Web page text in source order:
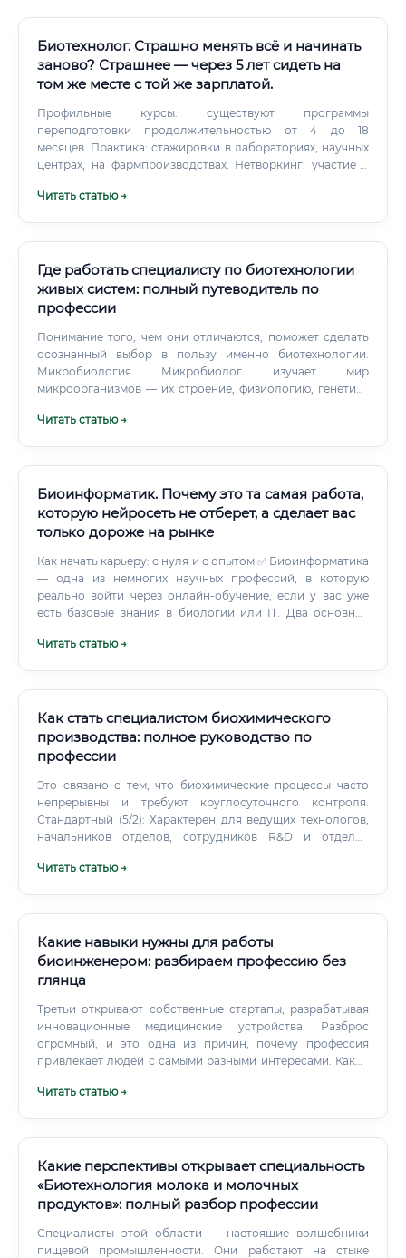
Биотехнолог. Страшно менять всё и начинать
заново? Страшнее — через 5 лет сидеть на
том же месте с той же зарплатой.
Профильные курсы: существуют программы
переподготовки продолжительностью от 4 до 18
месяцев. Практика: стажировки в лабораториях, научных
центрах, на фармпроизводствах. Нетворкинг: участие в
Читать статью →
Где работать специалисту по биотехнологии
живых систем: полный путеводитель по
профессии
Понимание того, чем они отличаются, поможет сделать
осознанный выбор в пользу именно биотехнологии.
Микробиология Микробиолог изучает мир
микроорганизмов — их строение, физиологию, генетику
Читать статью →
Биоинформатик. Почему это та самая работа,
которую нейросеть не отберет, а сделает вас
только дороже на рынке
Как начать карьеру: с нуля и с опытом ✅ Биоинформатика
— одна из немногих научных профессий, в которую
реально войти через онлайн-обучение, если у вас уже
есть базовые знания в биологии или IT. Два основных
образование Вы изучаете программирование (Python, R)
/ анализа данных Вы осваиваете молекулярную биологию
и генетику Изучаете специализированные
биоинформатические инструменты Начинаете с позиции
data analyst в биомедицинской компании 💡 Оба пути
рабочие. Главное — понять свою точку входа и двигаться
последовательно.
Читать статью →
Как стать специалистом биохимического
производства: полное руководство по
профессии
Это связано с тем, что биохимические процессы часто
непрерывны и требуют круглосуточного контроля.
Стандартный (5/2): Характерен для ведущих технологов,
начальников отделов, сотрудников R&D и отделов
анализ и работа с документацией.
Читать статью →
Какие навыки нужны для работы
биоинженером: разбираем профессию без
глянца
Третьи открывают собственные стартапы, разрабатывая
инновационные медицинские устройства. Разброс
огромный, и это одна из причин, почему профессия
привлекает людей с самыми разными интересами. Какие
существует целая экосистема направлений.
Читать статью →
Какие перспективы открывает специальность
«Биотехнология молока и молочных
продуктов»: полный разбор профессии
Специалисты этой области — настоящие волшебники
пищевой промышленности. Они работают на стыке